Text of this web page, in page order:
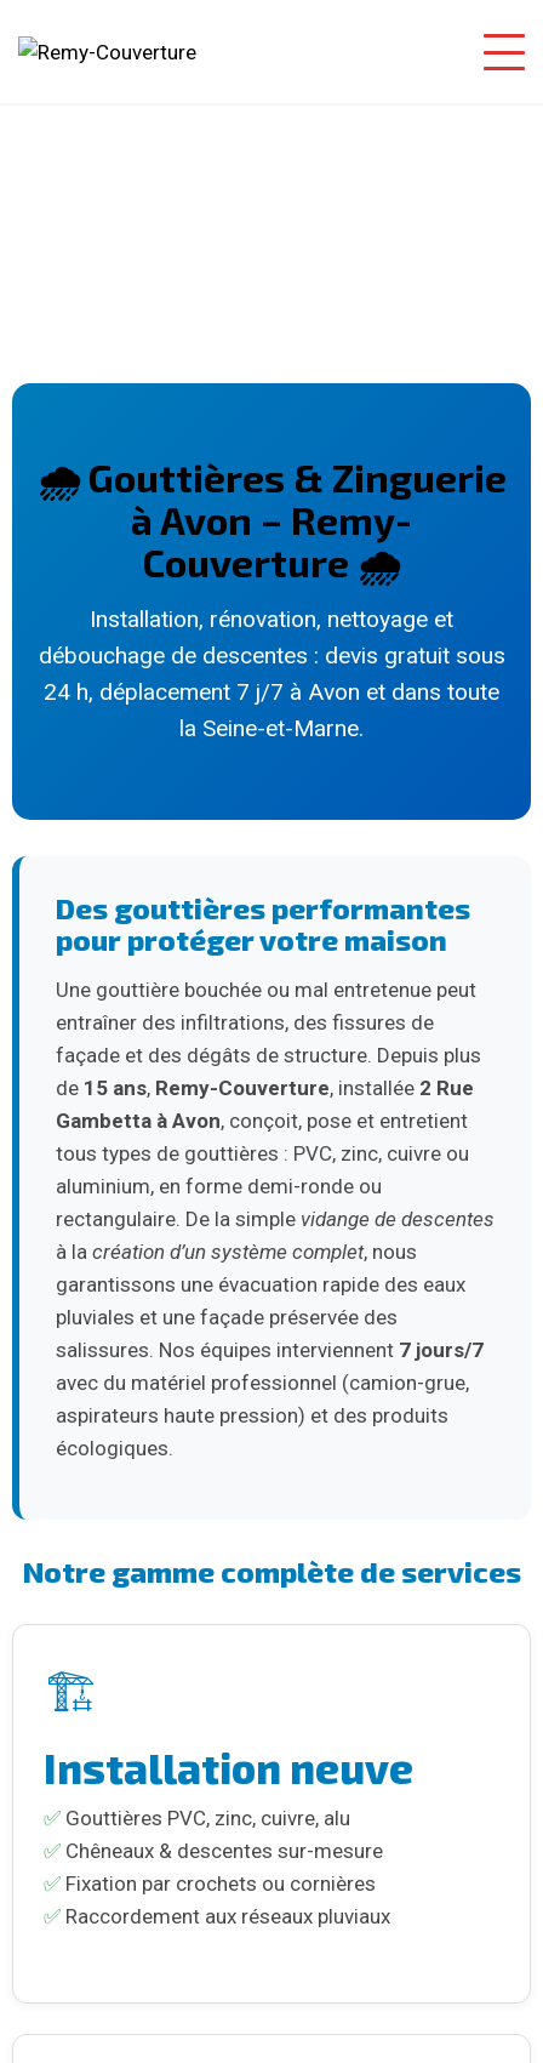
🌧️ Gouttières & Zinguerie
à Avon – Remy-
Couverture 🌧️
Installation, rénovation, nettoyage et
débouchage de descentes : devis gratuit sous
24 h, déplacement 7 j/7 à Avon et dans toute
la Seine-et-Marne.
Des gouttières performantes
pour protéger votre maison
Une gouttière bouchée ou mal entretenue peut
entraîner des infiltrations, des fissures de
façade et des dégâts de structure. Depuis plus
de 15 ans, Remy-Couverture, installée 2 Rue
Gambetta à Avon, conçoit, pose et entretient
tous types de gouttières : PVC, zinc, cuivre ou
aluminium, en forme demi-ronde ou
rectangulaire. De la simple vidange de descentes
à la création d’un système complet, nous
garantissons une évacuation rapide des eaux
pluviales et une façade préservée des
salissures. Nos équipes interviennent 7 jours/7
avec du matériel professionnel (camion-grue,
aspirateurs haute pression) et des produits
écologiques.
Notre gamme complète de services
🏗️
Installation neuve
✅ Gouttières PVC, zinc, cuivre, alu
✅ Chêneaux & descentes sur-mesure
✅ Fixation par crochets ou cornières
✅ Raccordement aux réseaux pluviaux